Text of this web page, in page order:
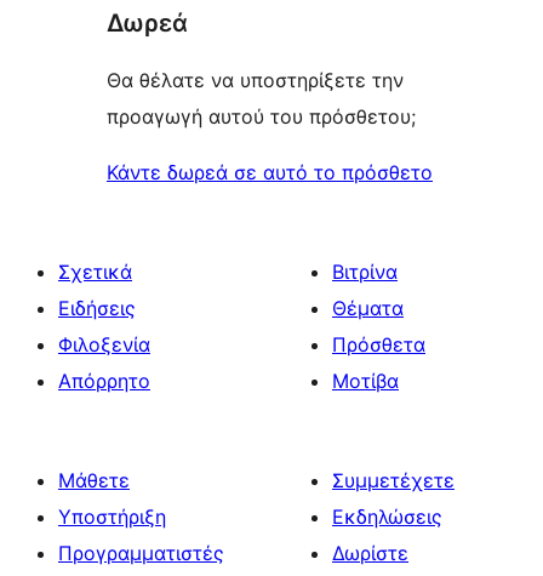
Δωρεά
Θα θέλατε να υποστηρίξετε την
προαγωγή αυτού του πρόσθετου;
Κάντε δωρεά σε αυτό το πρόσθετο
Σχετικά
Ειδήσεις
Φιλοξενία
Απόρρητο
Βιτρίνα
Θέματα
Πρόσθετα
Μοτίβα
Μάθετε
Υποστήριξη
Προγραμματιστές
Συμμετέχετε
Εκδηλώσεις
Δωρίστε